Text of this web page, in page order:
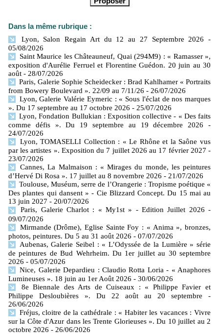
Dans la même rubrique :
Lyon, Salon Regain Art du 12 au 27 Septembre 2026
-
05/08/2026
Saint Maurice les Châteauneuf, Quai (294M9) : « Ramasser »,
exposition d'Aurélie Ferruel et Florentine Guédon. 20 juin au 30
août - 28/07/2026
Paris, Galerie Sophie Scheidecker : Brad Kahlhamer « Portraits
from Bowery Boulevard ». 22/09 au 7/11/26 - 26/07/2026
Lyon, Galerie Valérie Eymeric : « Sous l'éclat de nos marques
». Du 17 septembre au 17 octobre 2026 - 25/07/2026
Lyon, Fondation Bullukian : Exposition collective - « Des faits
comme défis ». Du 19 septembre au 19 décembre 2026
-
24/07/2026
Lyon, TOMASELLI Collection : « Le Rhône et la Saône vus
par les artistes ». Exposition du 7 juillet 2026 au 17 février 2027 -
23/07/2026
Cannes, La Malmaison : « Mirages du monde, les peintures
d’Hervé Di Rosa ». 17 juillet au 8 novembre 2026 - 21/07/2026
Toulouse, Muséum, serre de l’Orangerie : Tropisme poétique «
Des plantes qui dansent » - Cie Blizzard Concept. Du 15 mai au
13 juin 2027 - 20/07/2026
Paris, Galerie Charlot : « My1st » - Edition Juillet 2026 -
09/07/2026
Mirmande (Drôme), Eglise Sainte Foy : « Anima », bronzes,
photos, peintures. Du 5 au 31 août 2026 - 07/07/2026
Aubenas, Galerie Seibel : « L’Odyssée de la Lumière » série
de peintures de Bud Wehrheim. Du 1er juillet au 30 septembre
2026 - 05/07/2026
Nice, Galerie Depardieu : Claudio Rotta Loria - « Anaphores
Lumineuses ». 18 juin au 1er Août 2026 - 30/06/2026
8e Biennale des Arts de Cuiseaux : « Philippe Favier et
Philippe Desloubières ». Du 22 août au 20 septembre
-
26/06/2026
Fréjus, cloitre de la cathédrale : « Habiter les vacances : Vivre
sur la Côte d'Azur dans les Trente Glorieuses ». Du 10 juillet au 2
octobre 2026 - 26/06/2026